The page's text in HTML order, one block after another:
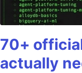
70+
actually